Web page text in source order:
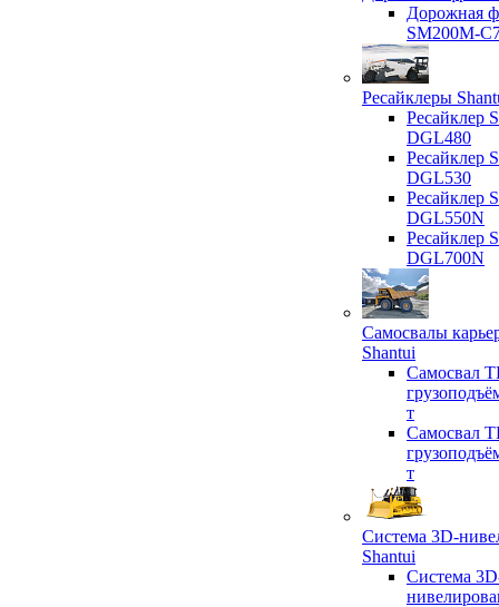
Дорожная
SM200M-
Ресайклеры
Ресайклер
DGL480
Ресайклер
DGL530
Ресайклер
DGL550N
Ресайклер
DGL700N
Самосвалы
Shantui
Самосвал
т
Самосвал
т
Система 3D-
Shantui
Система